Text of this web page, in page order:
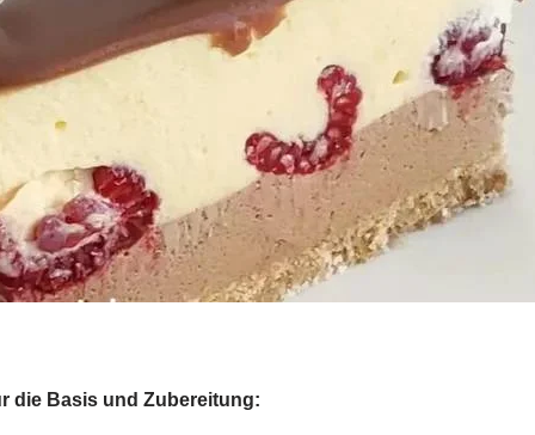
die Basis und Zubereitung: